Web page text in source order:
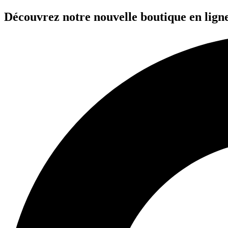
Aller
au
Découvrez notre nouvelle boutique en